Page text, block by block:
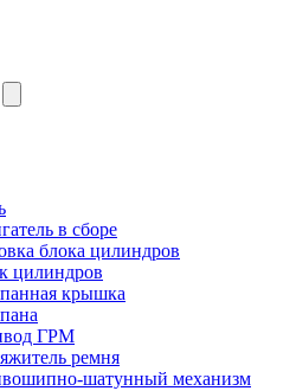
в сборе
блока цилиндров
цилиндров
крышка
ГРМ
ремня
шатунный механизм